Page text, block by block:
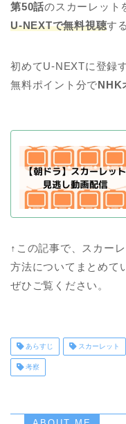
第50話のスカーレット
U-NEXTで無料視聴す
初めてU-NEXTに登録
無料ポイント分でNHK
↑この記事で、スカー
方法についてまとめて
ぜひご覧ください。
あらすじ スカーレット
考察